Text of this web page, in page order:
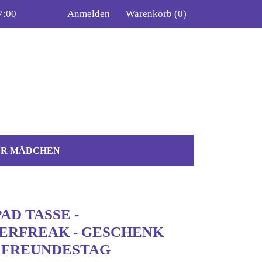
Anmelden Warenkorb (0)
MÄDCHEN
TASSE -
- GESCHENK